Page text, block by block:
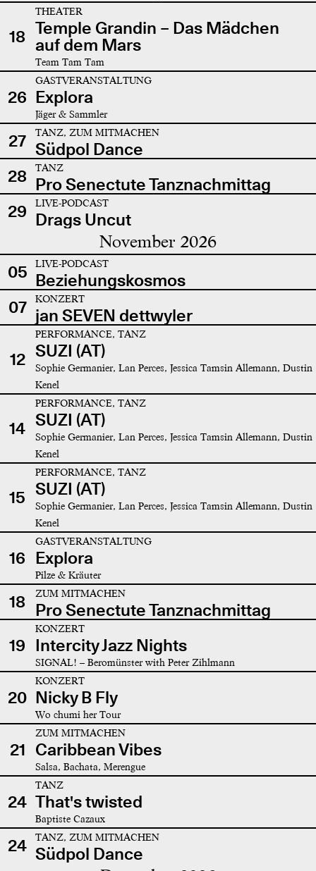
18
THEATER
Temple Grandin – Das Mädchen
auf dem Mars
Team Tam Tam
26
GASTVERANSTALTUNG
Explora
Jäger & Sammler
27 TANZ, ZUM MITMACHEN
Südpol Dance
28
TANZ
Pro Senectute Tanznachmittag
29
LIVE-PODCAST
Drags Uncut
November 2026
05 LIVE-PODCAST
Beziehungskosmos
07
KONZERT
jan SEVEN dettwyler
12
PERFORMANCE, TANZ
SUZI (AT)
Sophie Germanier, Lan Perces, Jessica Tamsin Allemann, Dustin
Kenel
14
PERFORMANCE, TANZ
SUZI (AT)
Sophie Germanier, Lan Perces, Jessica Tamsin Allemann, Dustin
Kenel
15
PERFORMANCE, TANZ
SUZI (AT)
Sophie Germanier, Lan Perces, Jessica Tamsin Allemann, Dustin
Kenel
16
GASTVERANSTALTUNG
Explora
Pilze & Kräuter
18 ZUM MITMACHEN
Pro Senectute Tanznachmittag
19
KONZERT
Intercity Jazz Nights
SIGNAL! – Beromünster with Peter Zihlmann
20
KONZERT
Nicky B Fly
Wo chumi her Tour
21
ZUM MITMACHEN
Caribbean Vibes
Salsa, Bachata, Merengue
24
TANZ
That's twisted
Baptiste Cazaux
24 TANZ, ZUM MITMACHEN
Südpol Dance